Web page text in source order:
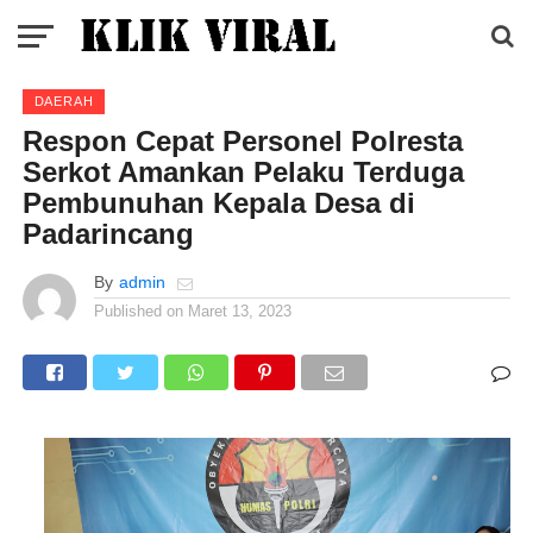
DAERAH
Respon Cepat Personel Polresta
Serkot Amankan Pelaku Terduga
Pembunuhan Kepala Desa di
Padarincang
By admin
Published on Maret 13, 2023